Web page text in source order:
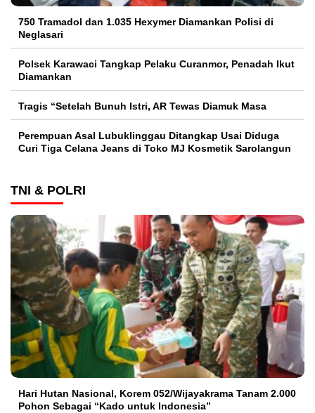
750 Tramadol dan 1.035 Hexymer Diamankan Polisi di
Neglasari
Polsek Karawaci Tangkap Pelaku Curanmor, Penadah Ikut
Diamankan
Tragis “Setelah Bunuh Istri, AR Tewas Diamuk Masa
Perempuan Asal Lubuklinggau Ditangkap Usai Diduga
Curi Tiga Celana Jeans di Toko MJ Kosmetik Sarolangun
TNI & POLRI
Hari Hutan Nasional, Korem 052/Wijayakrama Tanam 2.000
Pohon Sebagai “Kado untuk Indonesia”